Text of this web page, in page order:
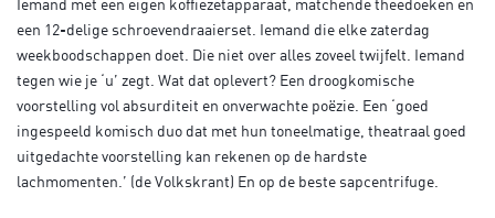
Iemand met een eigen koffiezetapparaat, matchende theedoeken en
een 12-delige schroevendraaierset. Iemand die elke zaterdag
weekboodschappen doet. Die niet over alles zoveel twijfelt. Iemand
tegen wie je ‘u’ zegt. Wat dat oplevert? Een droogkomische
voorstelling vol absurditeit en onverwachte poëzie. Een ‘goed
ingespeeld komisch duo dat met hun toneelmatige, theatraal goed
uitgedachte voorstelling kan rekenen op de hardste
lachmomenten.’ (de Volkskrant) En op de beste sapcentrifuge.